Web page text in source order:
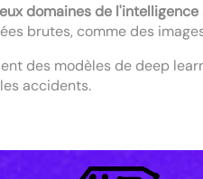
domaines de
brutes, comme des
des modèles de deep
accidents.